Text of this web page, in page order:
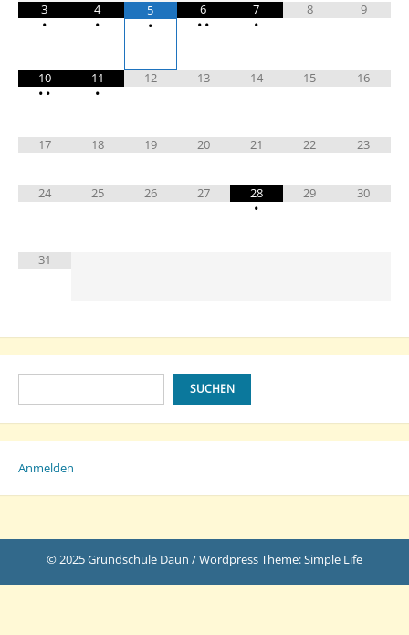
3
•
4
•
5
•
6
• •
7
•
8 9
10
• •
11
•
12 13 14 15 16
17 18 19 20 21 22 23
24 25 26 27
28
•
29 30
31
SUCHEN
Anmelden
© 2025 Grundschule Daun / Wordpress Theme: Simple Life